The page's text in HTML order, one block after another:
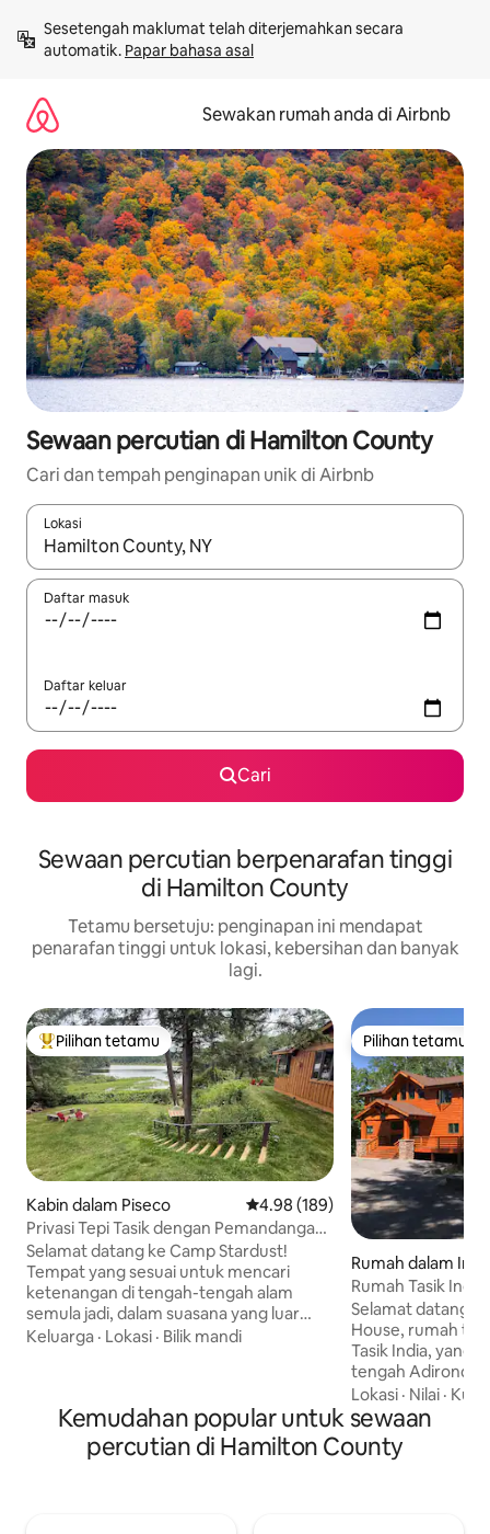
kandungan
Sesetengah maklumat telah diterjemahkan secara
automatik. Papar bahasa asal
Sewakan rumah anda di Airbnb
Sewaan percutian di Hamilton County
Cari dan tempah penginapan unik di Airbnb
Lokasi
Apabila hasil tersedia, navigasi dengan kekunci anak panah
Daftar masuk
Daftar keluar
Cari
Sewaan percutian berpenarafan tinggi
di Hamilton County
Tetamu bersetuju: penginapan ini mendapat
penarafan tinggi untuk lokasi, kebersihan dan banyak
lagi.
Pilihan utama tetamu
Pilihan tetamu
Kabin dalam Piseco Penarafan purata 4.98 daripada
4.98 (189)
Privasi Tepi Tasik dengan Pemandangan
Menakjubkan
Selamat datang ke Camp Stardust!
Tempat yang sesuai untuk mencari
ketenangan di tengah-tengah alam
semula jadi, dalam suasana yang luar
biasa. Dikelilingi oleh tingkap, kabin ini
akses mudah dari rumah bot peribadi
yang hebat tersedia pada hari Isnin dan
Keluarga · Lokasi · Bilik mandi
Pilihan tetamu
Pilihan tetamu
Rumah dalam
Rumah Tasik
Panas-Sauna-
Selamat datang
House, rumah
Tasik India, yang
tengah
alam semula jadi
keselesaan
Internet FIOS
siap sedia
Lokasi · Nilai ·
Kemudahan popular untuk sewaan
percutian di Hamilton County